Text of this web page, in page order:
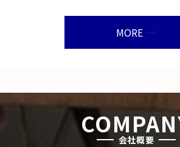
MORE
会社概要